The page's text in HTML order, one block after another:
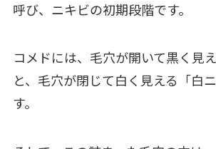
呼び、ニキビの初期段階です。
コメドには、毛穴が開いて黒く見
と、毛穴が閉じて白く見える「白
す。